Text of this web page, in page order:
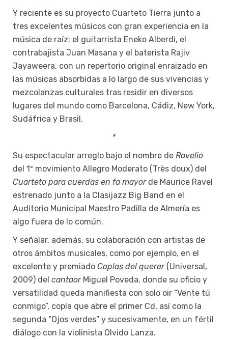
Y reciente es su proyecto Cuarteto Tierra junto a
tres excelentes músicos con gran experiencia en la
música de raíz: el guitarrista Eneko Alberdi, el
contrabajista Juan Masana y el baterista Rajiv
Jayaweera, con un repertorio original enraizado en
las músicas absorbidas a lo largo de sus vivencias y
mezcolanzas culturales tras residir en diversos
lugares del mundo como Barcelona, Cádiz, New York,
Sudáfrica y Brasil.
*
Su espectacular arreglo bajo el nombre de Ravelio
del 1º movimiento Allegro Moderato (Très doux) del
Cuarteto para cuerdas en fa mayor de Maurice Ravel
estrenado junto a la Clasijazz Big Band en el
Auditorio Municipal Maestro Padilla de Almería es
algo fuera de lo común.
Y señalar, además, su colaboración con artistas de
otros ámbitos musicales, como por ejemplo, en el
excelente y premiado Coplas del querer(Universal,
2009) del cantaorMiguel Poveda, donde su oficio y
versatilidad queda manifiesta con solo oir “Vente tú
conmigo”, copla que abre el primer Cd, así como la
segunda “Ojos verdes” y sucesivamente, en un fértil
diálogo con la violinista Olvido Lanza.